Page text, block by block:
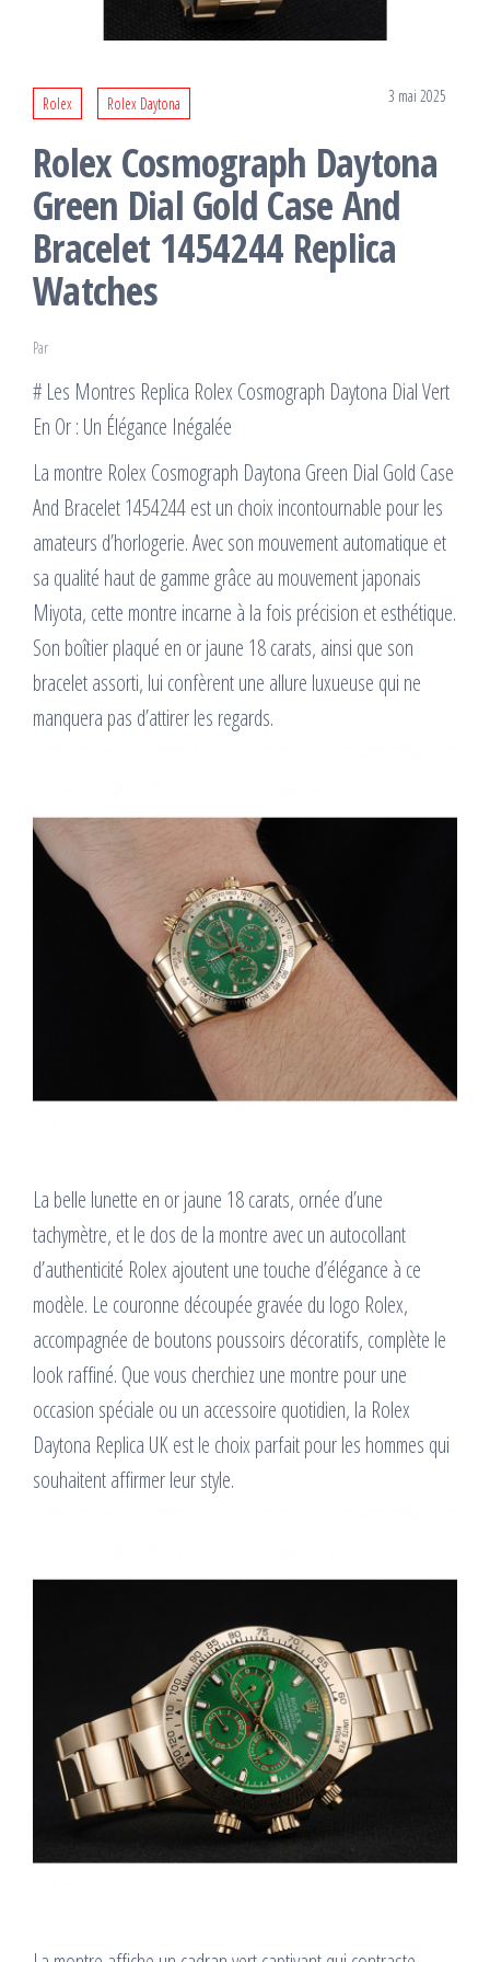
Rolex Rolex Daytona 3 mai 2025
Rolex Cosmograph Daytona
Green Dial Gold Case And
Bracelet 1454244 Replica
Watches
Par
# Les Montres Replica Rolex Cosmograph Daytona Dial Vert
En Or : Un Élégance Inégalée
La montre Rolex Cosmograph Daytona Green Dial Gold Case
And Bracelet 1454244 est un choix incontournable pour les
amateurs d’horlogerie. Avec son mouvement automatique et
sa qualité haut de gamme grâce au mouvement japonais
Miyota, cette montre incarne à la fois précision et esthétique.
Son boîtier plaqué en or jaune 18 carats, ainsi que son
bracelet assorti, lui confèrent une allure luxueuse qui ne
manquera pas d’attirer les regards.
La belle lunette en or jaune 18 carats, ornée d’une
tachymètre, et le dos de la montre avec un autocollant
d’authenticité Rolex ajoutent une touche d’élégance à ce
modèle. Le couronne découpée gravée du logo Rolex,
accompagnée de boutons poussoirs décoratifs, complète le
look raffiné. Que vous cherchiez une montre pour une
occasion spéciale ou un accessoire quotidien, la Rolex
Daytona Replica UK est le choix parfait pour les hommes qui
souhaitent affirmer leur style.